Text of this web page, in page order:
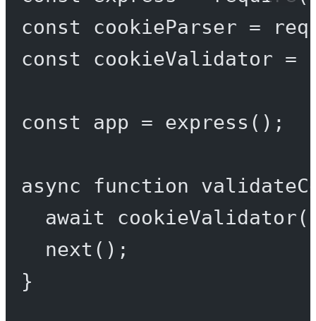
const
cookieParser =
const
cookieValidator =
const app = express ();
async function
await
cookieValidator
next ();
}